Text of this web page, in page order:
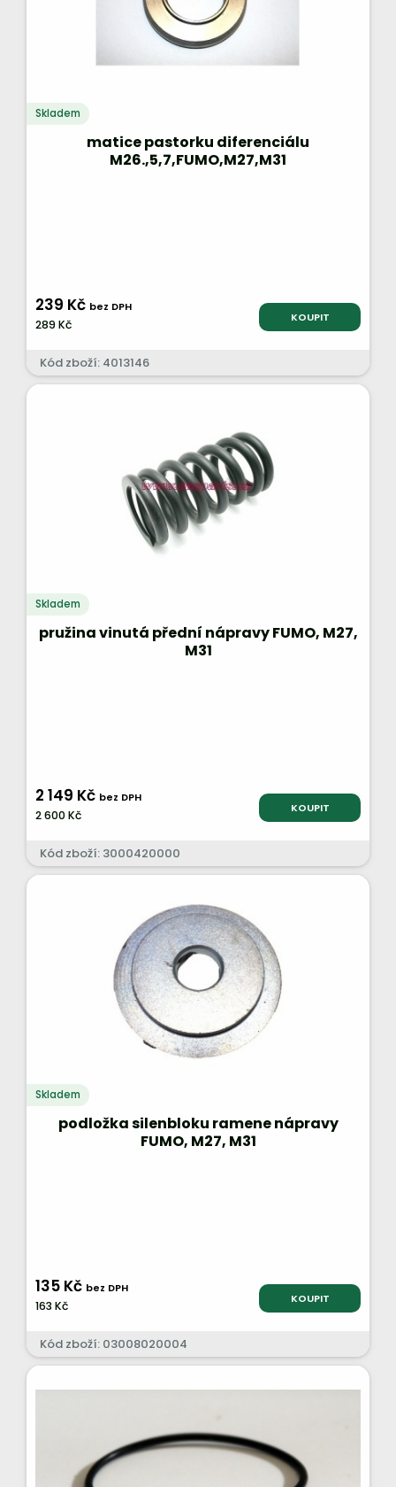
Skladem
matice pastorku diferenciálu
M26.,5,7,FUMO,M27,M31
239 Kč bez DPH
289 Kč KOUPIT
Kód zboží: 4013146
Skladem
pružina vinutá přední nápravy FUMO, M27,
M31
2 149 Kč bez DPH
2 600 Kč KOUPIT
Kód zboží: 3000420000
Skladem
podložka silenbloku ramene nápravy
FUMO, M27, M31
135 Kč bez DPH
163 Kč KOUPIT
Kód zboží: 03008020004